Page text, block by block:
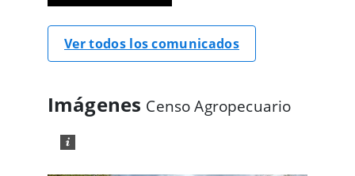
Ver todos los comunicados
Imágenes Censo Agropecuario